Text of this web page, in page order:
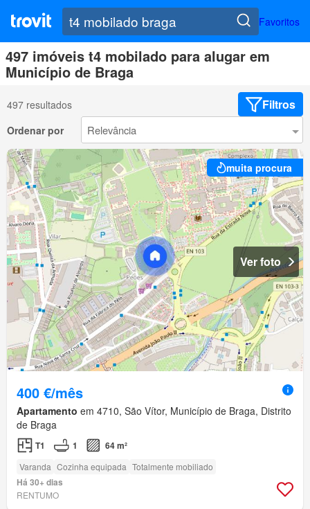
Favoritos
497 imóveis t4 mobilado para alugar em
Município de Braga
497 resultados Filtros
Ordenar por
muita procura
Ver foto
400 €/mês
Apartamento em 4710, São Vítor, Município de Braga, Distrito
de Braga
T1 1 64 m²
Varanda Cozinha equipada Totalmente mobiliado
Há 30+ dias
RENTUMO